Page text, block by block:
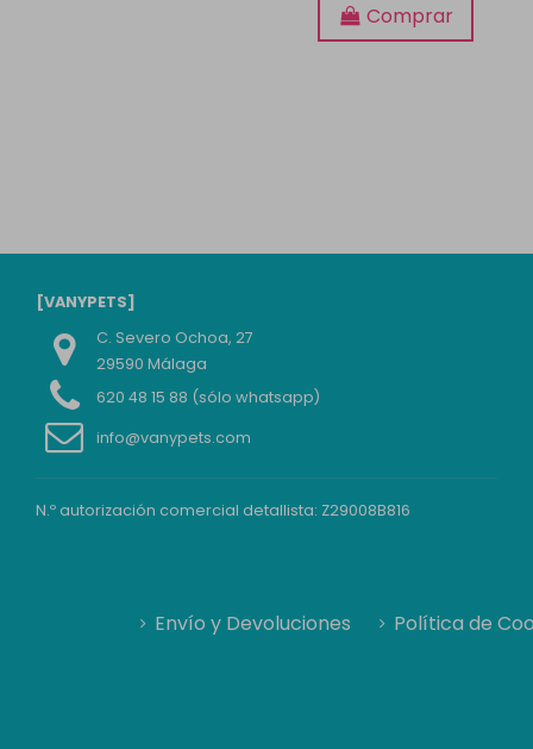
Comprar
[VANYPETS]
C. Severo Ochoa, 27
29590 Málaga
620 48 15 88 (sólo whatsapp)
info@vanypets.com
N.º autorización comercial detallista: Z29008B816
Envío y Devoluciones Política de